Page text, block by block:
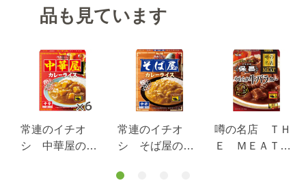
品も見ています
常連のイチオ
シ 中華屋のカ
常連のイチオ
シ そば屋のカ
８０ｇ
噂の名店 ＴＨ
Ｅ ＭＥＡＴ